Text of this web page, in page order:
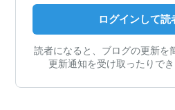
ログインして読
読者になると、ブログの更新を
更新通知を受け取ったりでき